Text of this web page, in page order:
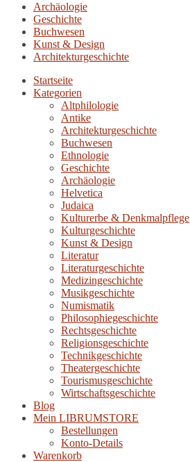
Archäologie
Geschichte
Buchwesen
Kunst & Design
Architekturgeschichte
Startseite
Kategorien
Altphilologie
Antike
Architekturgeschichte
Buchwesen
Ethnologie
Geschichte
Archäologie
Helvetica
Judaica
Kulturerbe & Denkmalpflege
Kulturgeschichte
Kunst & Design
Literatur
Literaturgeschichte
Medizingeschichte
Musikgeschichte
Numismatik
Philosophiegeschichte
Rechtsgeschichte
Religionsgeschichte
Technikgeschichte
Theatergeschichte
Tourismusgeschichte
Wirtschaftsgeschichte
Blog
Mein LIBRUMSTORE
Bestellungen
Konto-Details
Warenkorb